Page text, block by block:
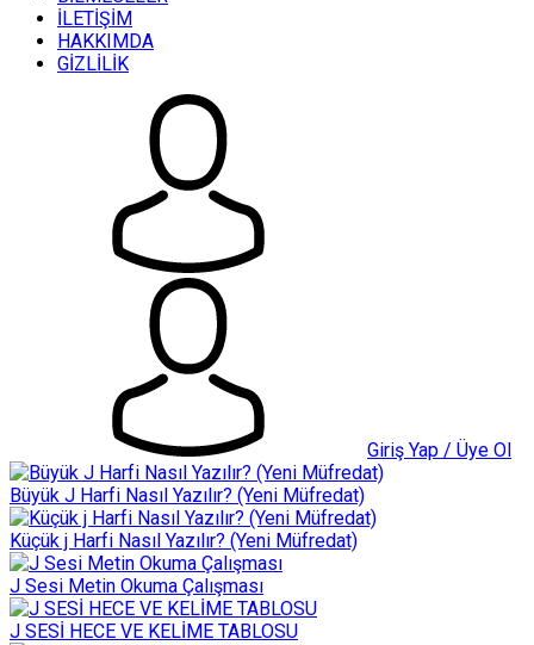
İLETİŞİM
HAKKIMDA
GİZLİLİK
Giriş Yap / Üye Ol
Büyük J Harfi Nasıl Yazılır? (Yeni Müfredat)
Küçük j Harfi Nasıl Yazılır? (Yeni Müfredat)
J Sesi Metin Okuma Çalışması
J SESİ HECE VE KELİME TABLOSU